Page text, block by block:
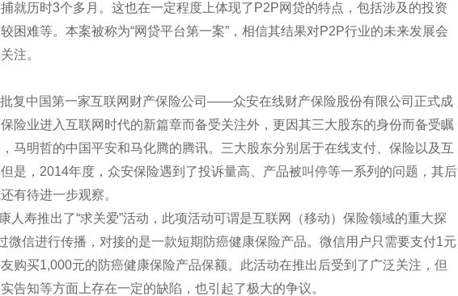
就历时3个多月。这也在一定程度上体现了P2P网贷的特点，包括涉及的投资
困难等。本案被称为“网贷平台第一案”，相信其结果对P2P行业的未来发展会
注。
复中国第一家互联网财产保险公司——众安在线财产保险股份有限公司正式成
险业进入互联网时代的新篇章而备受关注外，更因其三大股东的身份而备受瞩
马明哲的中国平安和马化腾的腾讯。三大股东分别居于在线支付、保险以及互
是，2014年度，众安保险遇到了投诉量高、产品被叫停等一系列的问题，其后
有待进一步观察。
人寿推出了“求关爱”活动，此项活动可谓是互联网（移动）保险领域的重大探
微信进行传播，对接的是一款短期防癌健康保险产品。微信用户只需要支付1元
购买1,000元的防癌健康保险产品保额。此活动在推出后受到了广泛关注，但
告知等方面上存在一定的缺陷，也引起了极大的争议。